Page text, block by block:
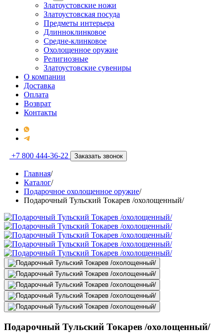
Златоустовские ножи
Златоустовская посуда
Предметы интерьера
Длинноклинковое
Средне-клинковое
Охолощенное оружие
Религиозные
Златоустовские сувениры
О компании
Доставка
Оплата
Возврат
Контакты
+7 800 444-36-22 Заказать звонок
Главная/
Каталог/
Подарочное охолощенное оружие/
Подарочный Тульский Токарев /охолощенный/
Подарочный Тульский Токарев /охолощенный/